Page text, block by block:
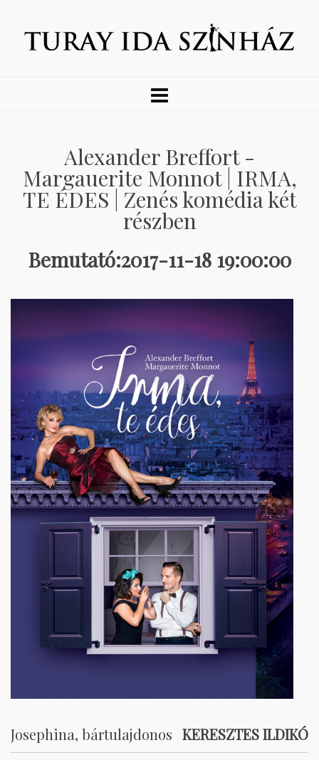
Alexander Breffort -
Margauerite Monnot | IRMA,
TE ÉDES | Zenés komédia két
részben
Bemutató:2017-11-18 19:00:00
Josephina, bártulajdonos KERESZTES ILDIKÓ